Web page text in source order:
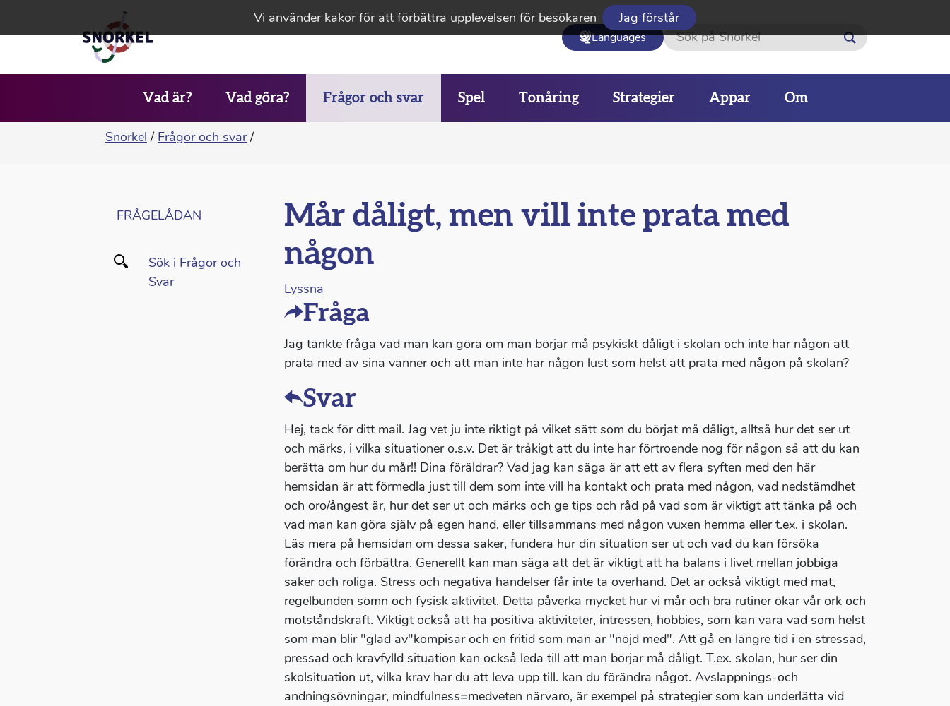
Vi använder kakor för att förbättra upplevelsen för besökaren Jag förstår
Languages Sök
Vad är? Vad göra? Frågor och svar Spel Tonåring Strategier Appar Om
Snorkel / Frågor och svar /
FRÅGELÅDAN
Sök i Frågor och
Svar
Mår dåligt, men vill inte prata med
någon
Lyssna
Fråga
Jag tänkte fråga vad man kan göra om man börjar må psykiskt dåligt i skolan och inte har någon att
prata med av sina vänner och att man inte har någon lust som helst att prata med någon på skolan?
Svar
Hej, tack för ditt mail. Jag vet ju inte riktigt på vilket sätt som du börjat må dåligt, alltså hur det ser ut
och märks, i vilka situationer o.s.v. Det är tråkigt att du inte har förtroende nog för någon så att du kan
berätta om hur du mår!! Dina föräldrar? Vad jag kan säga är att ett av flera syften med den här
hemsidan är att förmedla just till dem som inte vill ha kontakt och prata med någon, vad nedstämdhet
och oro/ångest är, hur det ser ut och märks och ge tips och råd på vad som är viktigt att tänka på och
vad man kan göra själv på egen hand, eller tillsammans med någon vuxen hemma eller t.ex. i skolan.
Läs mera på hemsidan om dessa saker, fundera hur din situation ser ut och vad du kan försöka
förändra och förbättra. Generellt kan man säga att det är viktigt att ha balans i livet mellan jobbiga
saker och roliga. Stress och negativa händelser får inte ta överhand. Det är också viktigt med mat,
regelbunden sömn och fysisk aktivitet. Detta påverka mycket hur vi mår och bra rutiner ökar vår ork och
motståndskraft. Viktigt också att ha positiva aktiviteter, intressen, hobbies, som kan vara vad som helst
som man blir "glad av"kompisar och en fritid som man är "nöjd med". Att gå en längre tid i en stressad,
pressad och kravfylld situation kan också leda till att man börjar må dåligt. T.ex. skolan, hur ser din
skolsituation ut, vilka krav har du att leva upp till. kan du förändra något. Avslappnings-och
andningsövningar, mindfulness=medveten närvaro, är exempel på strategier som kan underlätta vid